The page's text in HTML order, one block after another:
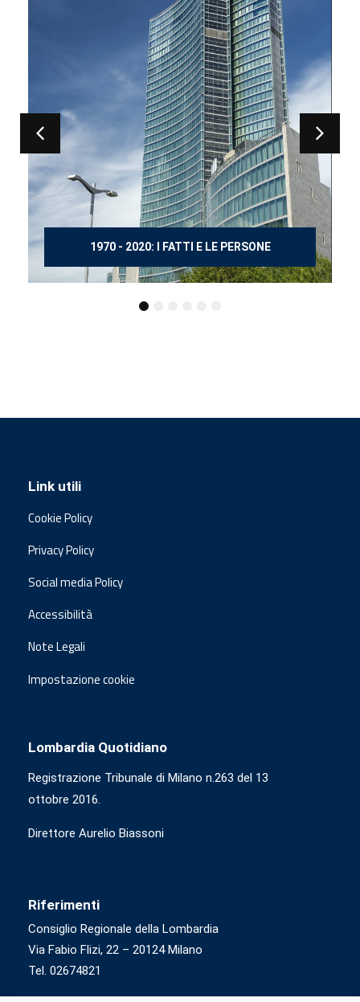
150 ANNI DOPO MANZONI
Link utili
Cookie Policy
Privacy Policy
Social media Policy
Accessibilità
Note Legali
Impostazione cookie
Lombardia Quotidiano
Registrazione Tribunale di Milano n.263 del 13
ottobre 2016.
Direttore Aurelio Biassoni
Riferimenti
Consiglio Regionale della Lombardia
Via Fabio Flizi, 22 – 20124 Milano
Tel. 02674821